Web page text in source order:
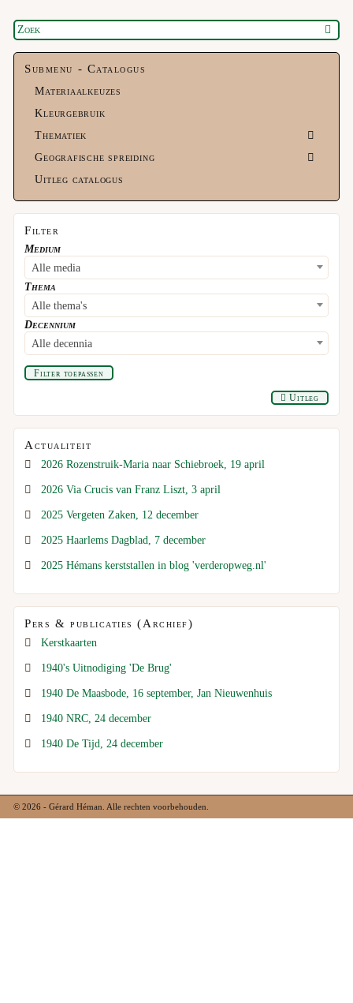
Submenu - Catalogus
Materiaalkeuzes
Kleurgebruik
Thematiek
Geografische spreiding
Uitleg catalogus
Filter
Medium
Alle media
Thema
Alle thema's
Decennium
Alle decennia
Filter toepassen
Uitleg
Actualiteit
2026 Rozenstruik-Maria naar Schiebroek, 19 april
2026 Via Crucis van Franz Liszt, 3 april
2025 Vergeten Zaken, 12 december
2025 Haarlems Dagblad, 7 december
2025 Hémans kerststallen in blog 'verderopweg.nl'
Pers & publicaties (Archief)
Kerstkaarten
1940's Uitnodiging 'De Brug'
1940 De Maasbode, 16 september, Jan Nieuwenhuis
1940 NRC, 24 december
1940 De Tijd, 24 december
© 2026 - Gérard Héman. Alle rechten voorbehouden.